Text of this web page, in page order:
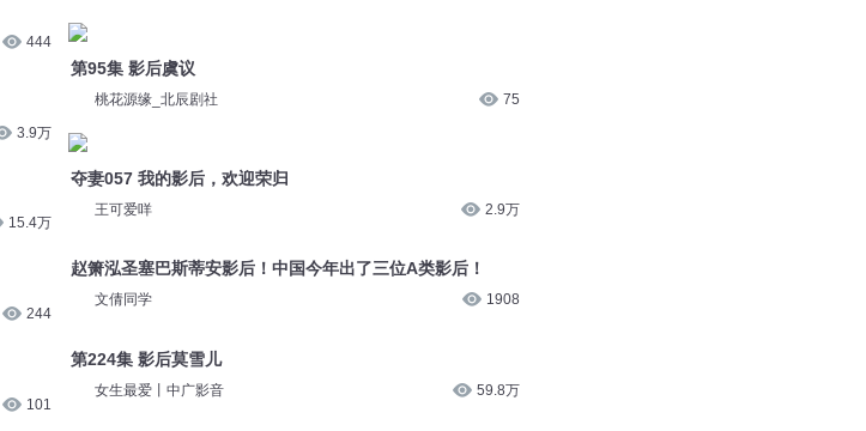
444
3.9万
15.4万
244
101
第95集 影后虞议
桃花源缘_北辰剧社 75
夺妻057 我的影后，欢迎荣归
王可爱咩 2.9万
赵箫泓圣塞巴斯蒂安影后！中国今年出了三位A类影后！
文倩同学 1908
第224集 影后莫雪儿
女生最爱丨中广影音 59.8万